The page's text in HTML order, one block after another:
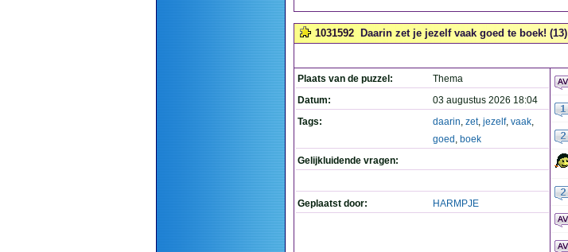
1031592 Daarin zet je jezelf vaak goed te boek! (13)
Plaats van de puzzel:
Thema
Datum:
03 augustus 2026 18:04
Tags:
daarin, zet, jezelf, vaak,
goed , boek
Gelijkluidende vragen:
Geplaatst door: HARMPJE